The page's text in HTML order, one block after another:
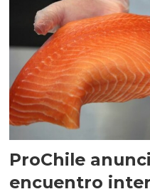
ProChile
encuentro